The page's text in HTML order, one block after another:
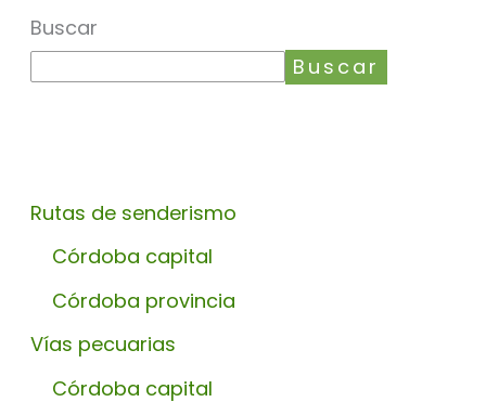
Buscar
Buscar
Rutas de senderismo
Córdoba capital
Córdoba provincia
Vías pecuarias
Córdoba capital